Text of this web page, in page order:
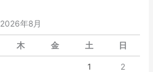
2026年8月
木 金 土 日
1
2